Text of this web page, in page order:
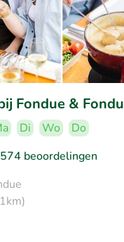
Fondue &
Di Wo
Do
beoordelingen